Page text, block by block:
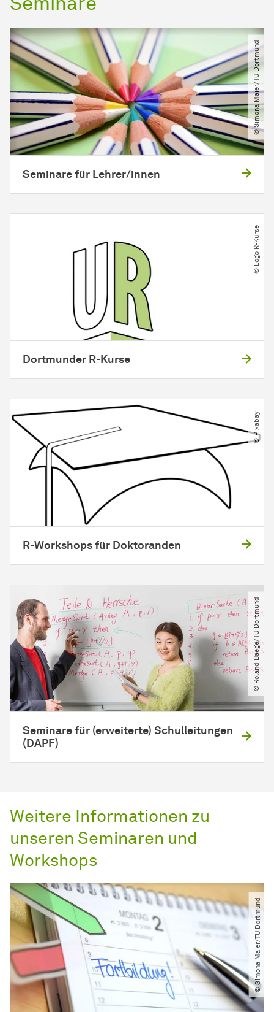
© Simona Maier​/​TU Dortmund
Seminare für Lehrer/innen
© Logo R-Kurse
Dortmunder R-Kurse
© Pixabay
R-Workshops für Doktoranden
© Roland Baege​/​TU Dortmund
Seminare für (erweiterte) Schulleitungen
(DAPF)
Weitere Informationen zu
unseren Seminaren und
Workshops
© Simona Maier​/​TU Dortmund